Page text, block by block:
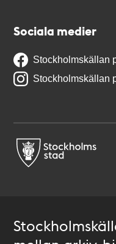
Sociala medier
Stockholmskällan
Stockholmskällan